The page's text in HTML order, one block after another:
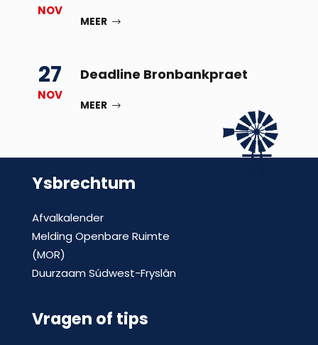
NOV
MEER
27
NOV
Deadline Bronbankpraet
MEER
Ysbrechtum
Afvalkalender
Melding Openbare Ruimte
(MOR)
Duurzaam Súdwest-Fryslân
Vragen of tips